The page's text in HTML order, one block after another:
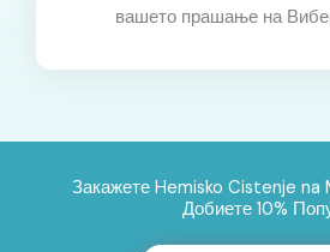
вашето прашање на
Закажете Hemisko Cistenje na
Добиете 10%